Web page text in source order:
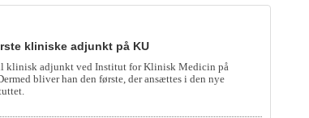
kliniske adjunkt på KU
klinisk adjunkt ved Institut for Klinisk Medicin på
bliver han den første, der ansættes i den nye